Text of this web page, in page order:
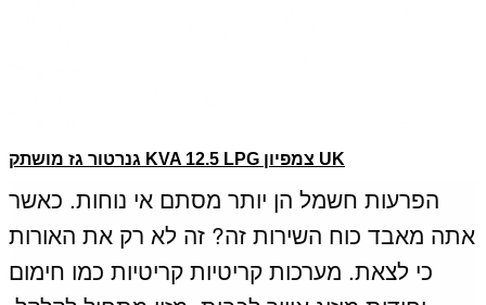
גנרטור גז מושתק KVA 12.5 LPG צמפיון UK
הפרעות חשמל הן יותר מסתם אי נוחות. כאשר
אתה מאבד כוח השירות זה? זה לא רק את האורות
כי לצאת. מערכות קריטיות קריטיות כמו חימום